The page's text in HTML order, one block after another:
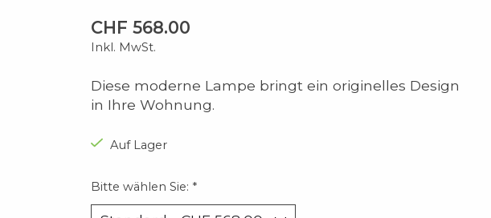
CHF 568.00
Inkl. MwSt.
Diese moderne Lampe bringt ein originelles Design
in Ihre Wohnung.
Auf Lager
Bitte wählen Sie: *